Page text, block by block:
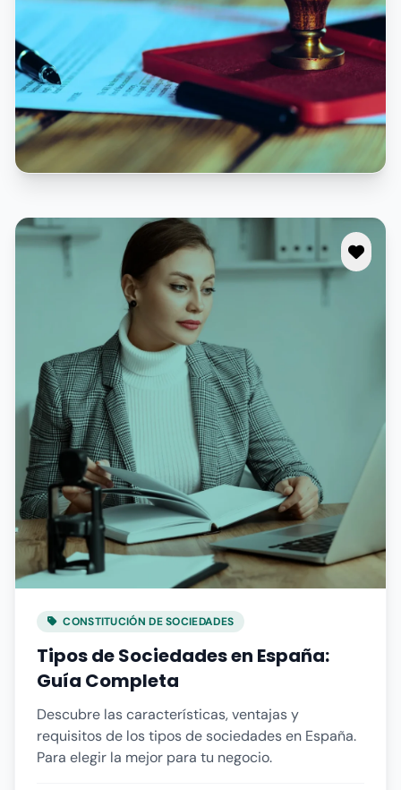
CONSTITUCIÓN DE SOCIEDADES
Tipos de Sociedades en España:
Guía Completa
Descubre las características, ventajas y
requisitos de los tipos de sociedades en España.
Para elegir la mejor para tu negocio.